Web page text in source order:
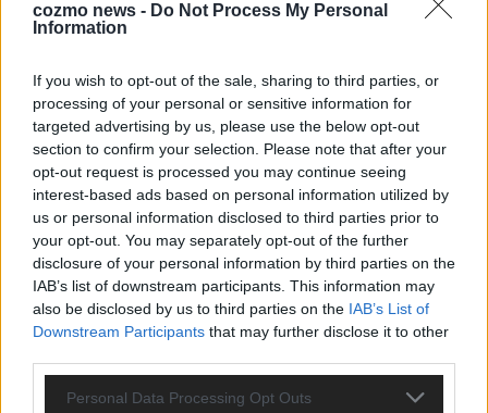
cozmo news - Do Not Process My Personal
Information
If you wish to opt-out of the sale, sharing to third parties, or
processing of your personal or sensitive information for
targeted advertising by us, please use the below opt-out
section to confirm your selection. Please note that after your
opt-out request is processed you may continue seeing
interest-based ads based on personal information utilized by
us or personal information disclosed to third parties prior to
your opt-out. You may separately opt-out of the further
disclosure of your personal information by third parties on the
IAB’s list of downstream participants. This information may
also be disclosed by us to third parties on the IAB’s List of
Downstream Participants that may further disclose it to other
Personal Data Processing Opt Outs
AD